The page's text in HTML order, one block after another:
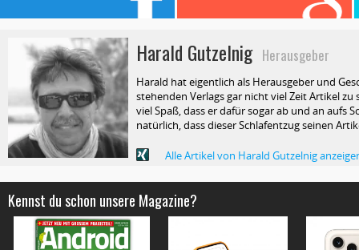
Harald GutzelnigHerausgeber
Harald hat eigentlich als Herausgeber und
stehenden Verlags gar nicht viel Zeit Artikel
viel Spaß, dass er dafür sogar ab und an aufs
natürlich, dass dieser Schlafentzug seinen
Alle Artikel von Harald Gutzelnig
Kennst du schon unsere Magazine?